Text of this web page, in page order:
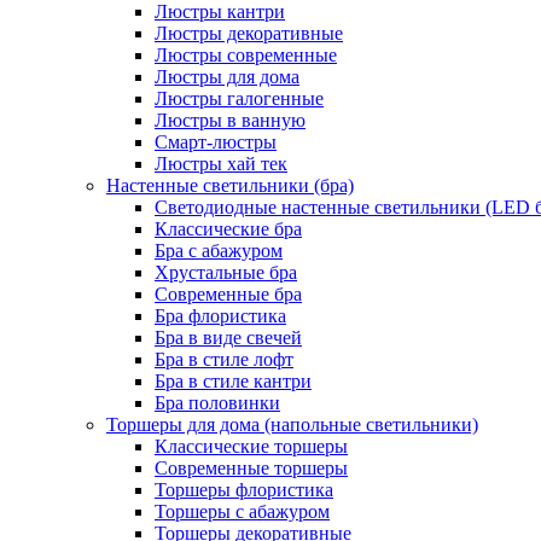
Люстры кантри
Люстры декоративные
Люстры современные
Люстры для дома
Люстры галогенные
Люстры в ванную
Смарт-люстры
Люстры хай тек
Настенные светильники (бра)
Светодиодные настенные светильники (LED
Классические бра
Бра с абажуром
Хрустальные бра
Современные бра
Бра флористика
Бра в виде свечей
Бра в стиле лофт
Бра в стиле кантри
Бра половинки
Торшеры для дома (напольные светильники)
Классические торшеры
Современные торшеры
Торшеры флористика
Торшеры с абажуром
Торшеры декоративные